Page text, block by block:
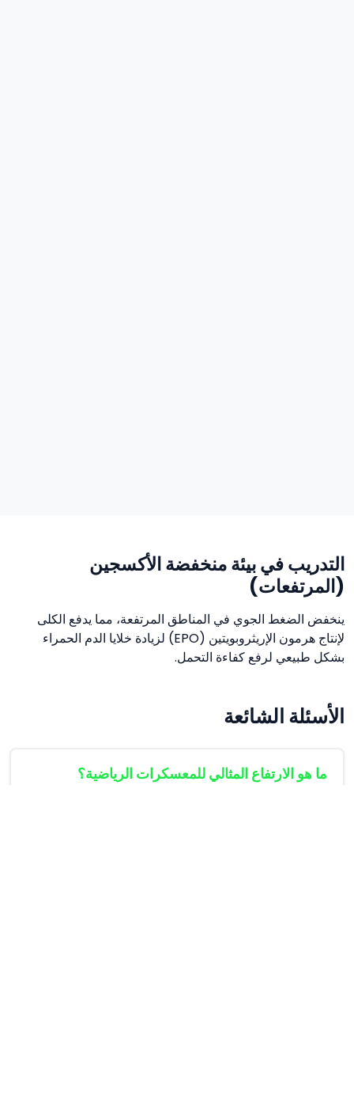
التدريب في بيئة منخفضة الأكسجين
(المرتفعات)
ينخفض الضغط الجوي في المناطق المرتفعة، مما يدفع الكلى
لإنتاج هرمون الإريثروبويتين (EPO) لزيادة خلايا الدم الحمراء
بشكل طبيعي لرفع كفاءة التحمل.
الأسئلة الشائعة
ما هو الارتفاع المثالي للمعسكرات الرياضية؟